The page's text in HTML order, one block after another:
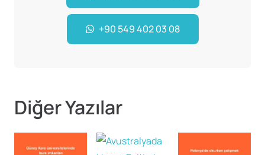
+90 549 402 03 08
Diğer Yazılar